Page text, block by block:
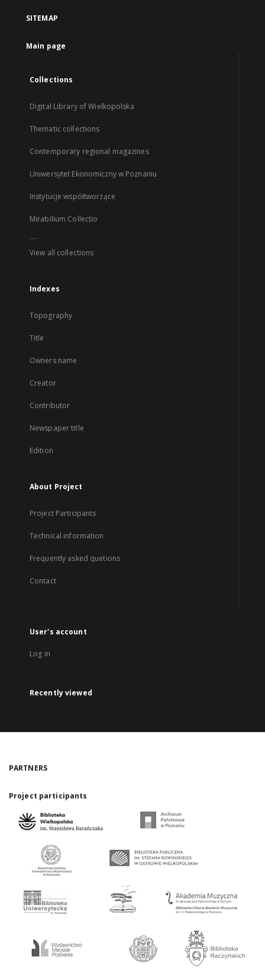
SITEMAP
Main page
Collections
Digital Library of Wielkopolska
Thematic collections
Contemporary regional magazines
Uniwersytet Ekonomiczny w Poznaniu
Instytucje współtworzące
Mirabilium Collectio
...
View all collections
Indexes
Topography
Title
Owners name
Creator
Contributor
Newspaper title
Edition
About Project
Project Participants
Technical information
Frequently asked quetions
Contact
User's account
Log in
Recently viewed
PARTNERS
Project participants